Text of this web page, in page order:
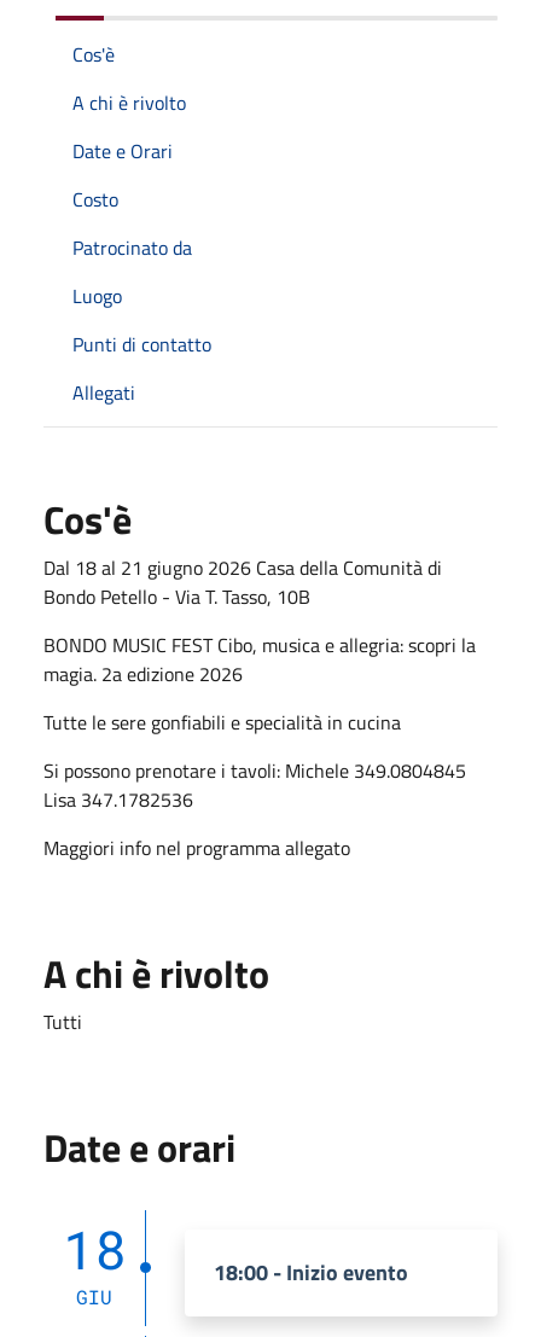
Cos'è
A chi è rivolto
Date e Orari
Costo
Patrocinato da
Luogo
Punti di contatto
Allegati
Cos'è
Dal 18 al 21 giugno 2026 Casa della Comunità di
Bondo Petello - Via T. Tasso, 10B
BONDO MUSIC FEST Cibo, musica e allegria: scopri la
magia. 2a edizione 2026
Tutte le sere gonfiabili e specialità in cucina
Si possono prenotare i tavoli: Michele 349.0804845
Lisa 347.1782536
Maggiori info nel programma allegato
A chi è rivolto
Tutti
Date e orari
18
GIU
18:00 - Inizio evento